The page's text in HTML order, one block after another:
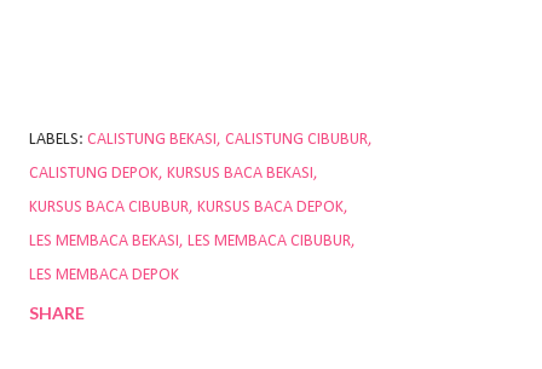
LABELS: CALISTUNG BEKASI
CALISTUNG CIBUBUR
CALISTUNG DEPOK KURSUS BACA BEKASI
KURSUS BACA CIBUBUR KURSUS BACA DEPOK
LES MEMBACA BEKASI
LES MEMBACA CIBUBUR
LES MEMBACA DEPOK
SHARE